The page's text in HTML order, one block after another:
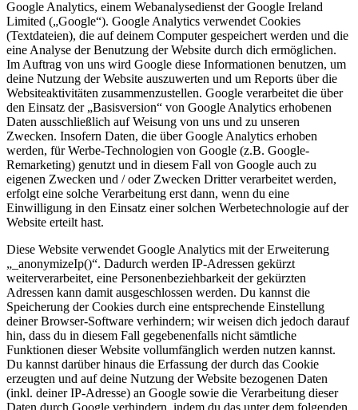
Google Analytics, einem Webanalysedienst der Google Ireland
Limited („Google“). Google Analytics verwendet Cookies
(Textdateien), die auf deinem Computer gespeichert werden und die
eine Analyse der Benutzung der Website durch dich ermöglichen.
Im Auftrag von uns wird Google diese Informationen benutzen, um
deine Nutzung der Website auszuwerten und um Reports über die
Websiteaktivitäten zusammenzustellen. Google verarbeitet die über
den Einsatz der „Basisversion“ von Google Analytics erhobenen
Daten ausschließlich auf Weisung von uns und zu unseren
Zwecken. Insofern Daten, die über Google Analytics erhoben
werden, für Werbe-Technologien von Google (z.B. Google-
Remarketing) genutzt und in diesem Fall von Google auch zu
eigenen Zwecken und / oder Zwecken Dritter verarbeitet werden,
erfolgt eine solche Verarbeitung erst dann, wenn du eine
Einwilligung in den Einsatz einer solchen Werbetechnologie auf der
Website erteilt hast.
Diese Website verwendet Google Analytics mit der Erweiterung
„_anonymizeIp()“. Dadurch werden IP-Adressen gekürzt
weiterverarbeitet, eine Personenbeziehbarkeit der gekürzten
Adressen kann damit ausgeschlossen werden. Du kannst die
Speicherung der Cookies durch eine entsprechende Einstellung
deiner Browser-Software verhindern; wir weisen dich jedoch darauf
hin, dass du in diesem Fall gegebenenfalls nicht sämtliche
Funktionen dieser Website vollumfänglich werden nutzen kannst.
Du kannst darüber hinaus die Erfassung der durch das Cookie
erzeugten und auf deine Nutzung der Website bezogenen Daten
(inkl. deiner IP-Adresse) an Google sowie die Verarbeitung dieser